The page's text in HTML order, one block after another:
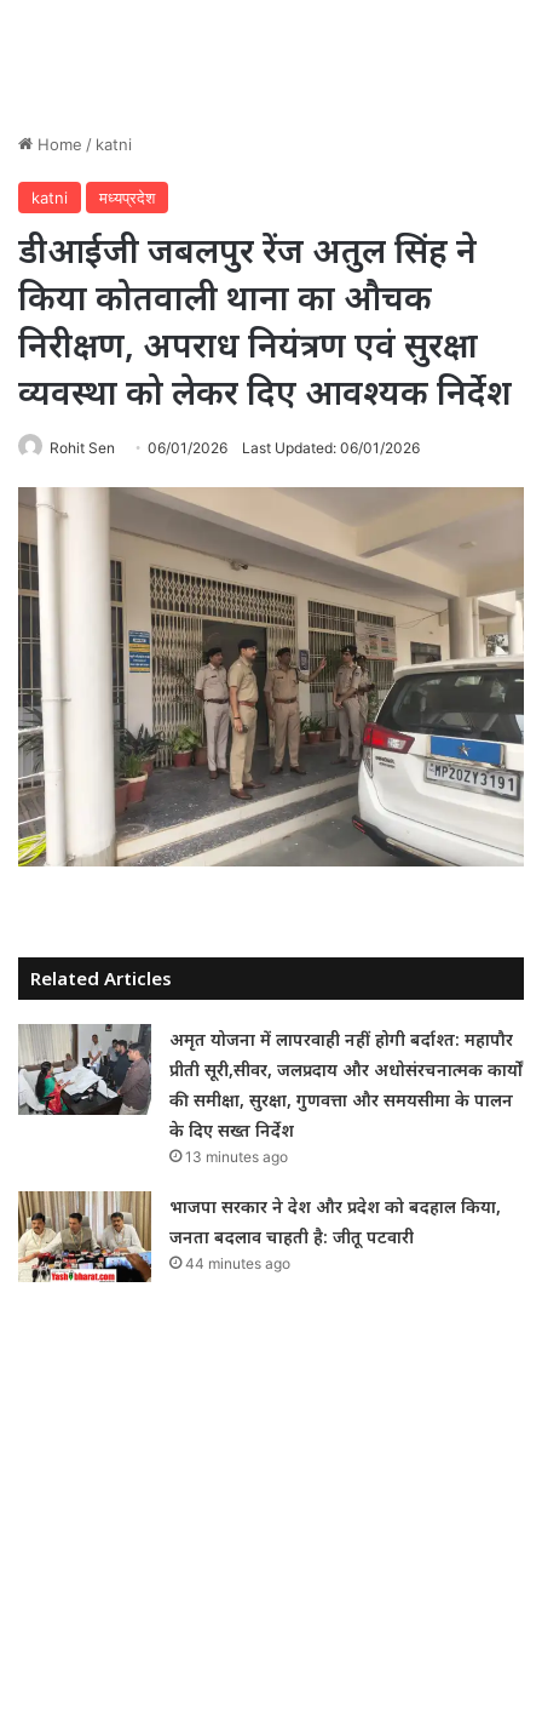
Home / katni
katni मध्यप्रदेश
डीआईजी जबलपुर रेंज अतुल सिंह ने
किया कोतवाली थाना का औचक
निरीक्षण, अपराध नियंत्रण एवं सुरक्षा
व्यवस्था को लेकर दिए आवश्यक निर्देश
Rohit Sen 06/01/2026 Last Updated: 06/01/2026
Related Articles
अमृत योजना में लापरवाही नहीं होगी बर्दाश्त: महापौर
प्रीती सूरी,सीवर, जलप्रदाय और अधोसंरचनात्मक कार्यों
की समीक्षा, सुरक्षा, गुणवत्ता और समयसीमा के पालन
के दिए सख्त निर्देश
13 minutes ago
भाजपा सरकार ने देश और प्रदेश को बदहाल किया,
जनता बदलाव चाहती है: जीतू पटवारी
44 minutes ago